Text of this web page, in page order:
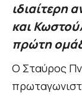
ιδιαίτερη
και
πρώτη
Ο Σταύρος